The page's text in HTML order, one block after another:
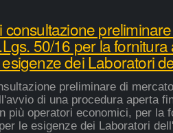
consultazione
50/16 per la
dei Laboratori
preliminare di
di una procedura aperta
più operatori economici, per la
le esigenze dei Laboratori